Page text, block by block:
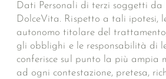
Dati Personali di terzi soggetti da
DolceVita. Rispetto a tali ipotesi,
autonomo titolare del
gli obblighi e le responsabilità di
conferisce sul punto la più ampia
ad ogni contestazione, pretesa,